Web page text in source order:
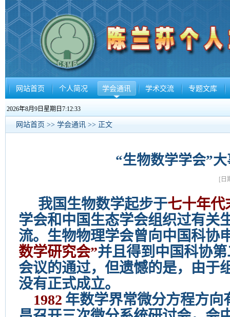
网站首页 个人简况 学会通讯 学术交流 专题文库
2026年8月9日星期日7:12:34
网站首页 >> 学会通讯 >> 正文
“生物数学学会”
[日
我国生物数学起步于七十年代
学会和中国生态学会组织过有关
流。生物物理学会曾向中国科协
数学研究会”并且得到中国科协
会议的通过，但遗憾的是，由于
没有正式成立。
1982 年数学界常微分方程方向